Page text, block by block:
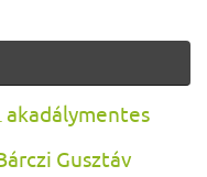
akadálymentes
Gusztáv